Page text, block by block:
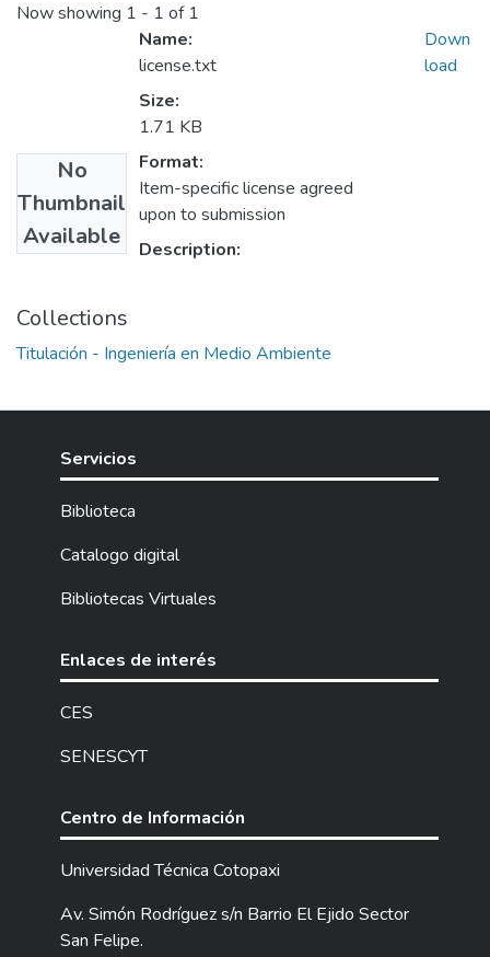
Now showing 1 - 1 of 1
No
Thumbnail
Available
Name:
license.txt
Size:
1.71 KB
Format:
Item-specific license agreed
upon to submission
Description:
Down
load
Collections
Titulación - Ingeniería en Medio Ambiente
Servicios
Biblioteca
Catalogo digital
Bibliotecas Virtuales
Enlaces de interés
CES
SENESCYT
Centro de Información
Universidad Técnica Cotopaxi
Av. Simón Rodríguez s/n Barrio El Ejido Sector
San Felipe.